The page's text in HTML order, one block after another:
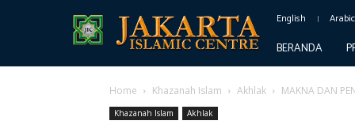
English Arabic
BERANDA
Home Khazanah Islam Akhlak MAKNA DAN
Khazanah Islam Akhlak